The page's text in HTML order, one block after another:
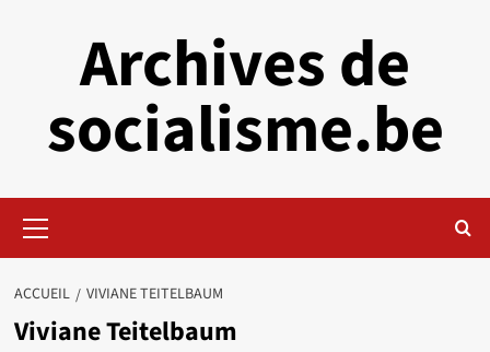
Archives de
socialisme.be
principal
ACCUEIL VIVIANE TEITELBAUM
Viviane Teitelbaum